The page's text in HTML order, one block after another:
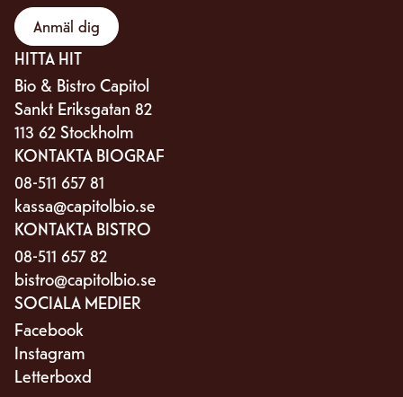
Anmäl dig
HITTA HIT
Bio & Bistro Capitol
Sankt Eriksgatan 82
113 62 Stockholm
KONTAKTA BIOGRAF
08-511 657 81
kassa@capitolbio.se
KONTAKTA BISTRO
08-511 657 82
bistro@capitolbio.se
SOCIALA MEDIER
Facebook
Instagram
Letterboxd